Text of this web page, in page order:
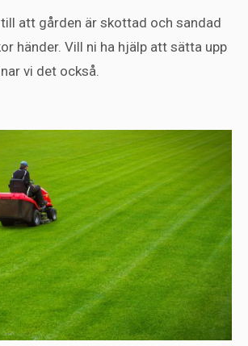
att gården är skottad och sandad
händer. Vill ni ha hjälp att sätta upp
vi det också.